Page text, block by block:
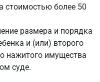
стоимостью более 50
размера и порядка
и (или) второго
нажитого имущества
суде.